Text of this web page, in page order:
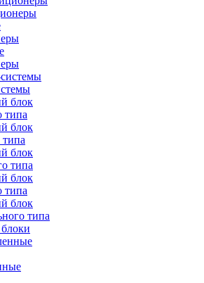
блок
типа
блок
типа
блок
типа
блок
типа
блок
типа